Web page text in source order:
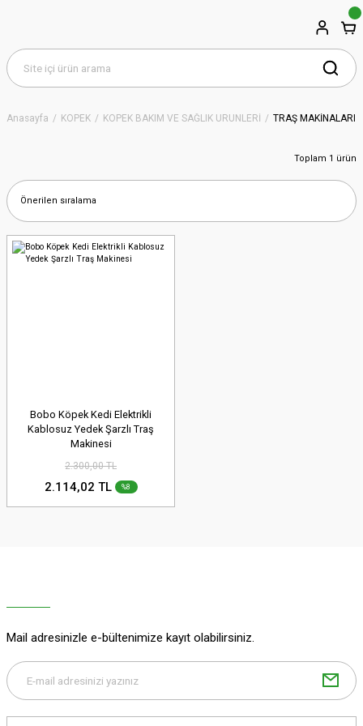
Anasayfa KÖPEK KÖPEK BAKIM VE SAĞLIK ÜRÜNLERİ TRAŞ MAKİNALARI
Toplam 1 ürün
Bobo Köpek Kedi Elektrikli
Kablosuz Yedek Şarzlı Traş
Makinesi
2.300,00 TL
2.114,02 TL %8
Mail adresinizle e-bültenimize kayıt olabilirsiniz.